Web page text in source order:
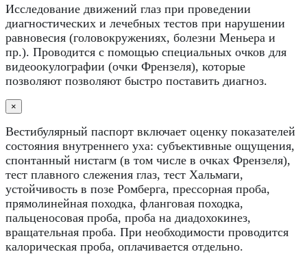
Исследование движений глаз при проведении
диагностических и лечебных тестов при нарушении
равновесия (головокружениях, болезни Меньера и
пр.). Проводится с помощью специальных очков для
видеоокулографии (очки Френзеля), которые
позволяют позволяют быстро поставить диагноз.
×
Вестибулярный паспорт включает оценку показателей
состояния внутреннего уха: субъективные ощущения,
спонтанный нистагм (в том числе в очках Френзеля),
тест плавного слежения глаз, тест Хальмаги,
устойчивость в позе Ромберга, прессорная проба,
прямолинейная походка, фланговая походка,
пальценосовая проба, проба на диадохокинез,
вращательная проба. При необходимости проводится
калорическая проба, оплачивается отдельно.